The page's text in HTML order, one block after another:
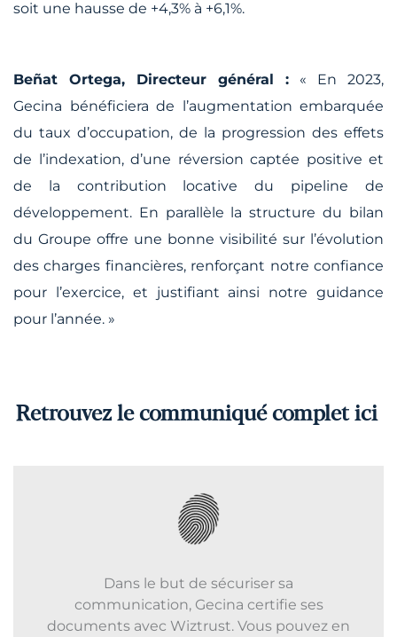
soit une hausse de +4,3% à +6,1%.
Beñat Ortega, Directeur général :
« En 2023,
Gecina bénéficiera de l’augmentation embarquée
du taux d’occupation, de la progression des effets
de l’indexation, d’une réversion captée positive et
de la contribution locative du pipeline de
développement. En parallèle la structure du bilan
du Groupe offre une bonne visibilité sur l’évolution
des charges financières, renforçant notre confiance
pour l’exercice, et justifiant ainsi notre guidance
pour l’année. »
Retrouvez le communiqué complet ici
Dans le but de sécuriser sa
communication, Gecina certifie ses
documents avec Wiztrust. Vous pouvez en